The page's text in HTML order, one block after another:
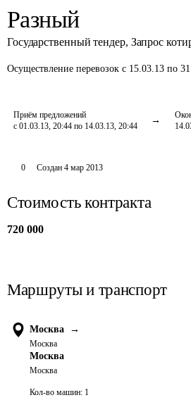
Разный
Государственный тендер, Запрос
Осуществление перевозок с 15.03.13 по
Приём предложений
с 01.03.13, 20:44 по 14.03.13, 20:44
0 Создан 4 мар 2013
Стоимость контракта
720 000
Маршруты и транспорт
Москва →
Москва
Москва
Москва
Кол-во машин: 1